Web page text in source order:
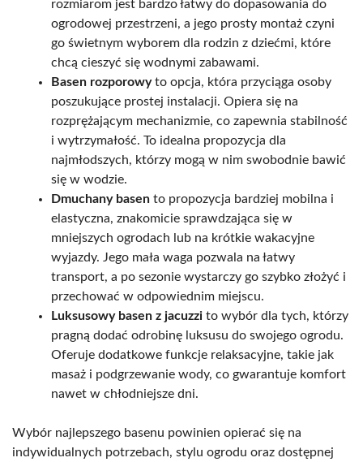
rozmiarom jest bardzo łatwy do dopasowania do
ogrodowej przestrzeni, a jego prosty montaż czyni
go świetnym wyborem dla rodzin z dziećmi, które
chcą cieszyć się wodnymi zabawami.
Basen rozporowyto opcja, która przyciąga osoby
poszukujące prostej instalacji. Opiera się na
rozprężającym mechanizmie, co zapewnia stabilność
i wytrzymałość. To idealna propozycja dla
najmłodszych, którzy mogą w nim swobodnie bawić
się w wodzie.
Dmuchany basen to propozycja bardziej mobilna i
elastyczna, znakomicie sprawdzająca się w
mniejszych ogrodach lub na krótkie wakacyjne
wyjazdy. Jego mała waga pozwala na łatwy
transport, a po sezonie wystarczy go szybko złożyć i
przechować w odpowiednim miejscu.
Luksusowy basen z jacuzzi to wybór dla tych, którzy
pragną dodać odrobinę luksusu do swojego ogrodu.
Oferuje dodatkowe funkcje relaksacyjne, takie jak
masaż i podgrzewanie wody, co gwarantuje komfort
nawet w chłodniejsze dni.
Wybór najlepszego basenu powinien opierać się na
indywidualnych potrzebach, stylu ogrodu oraz dostępnej